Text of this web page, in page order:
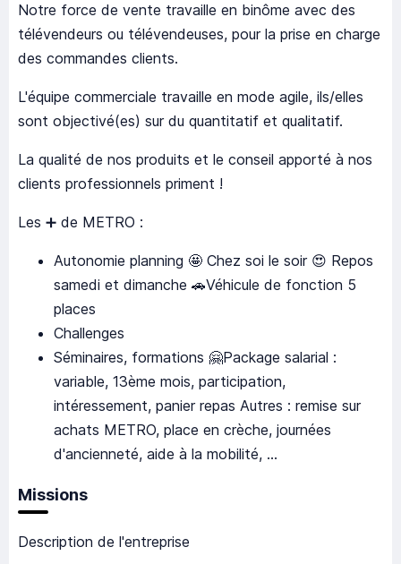
Notre force de vente travaille en binôme avec des
télévendeurs ou télévendeuses, pour la prise en charge
des commandes clients.
L'équipe commerciale travaille en mode agile, ils/elles
sont objectivé(es) sur du quantitatif et qualitatif.
La qualité de nos produits et le conseil apporté à nos
clients professionnels priment !
Les ➕ de METRO :
Autonomie planning 🤩 Chez soi le soir 😍 Repos
samedi et dimanche 🚗Véhicule de fonction 5
places
Challenges
Séminaires, formations 🤗Package salarial :
variable, 13ème mois, participation,
intéressement, panier repas Autres : remise sur
achats METRO, place en crèche, journées
d'ancienneté, aide à la mobilité, ...
Missions
Description de l'entreprise